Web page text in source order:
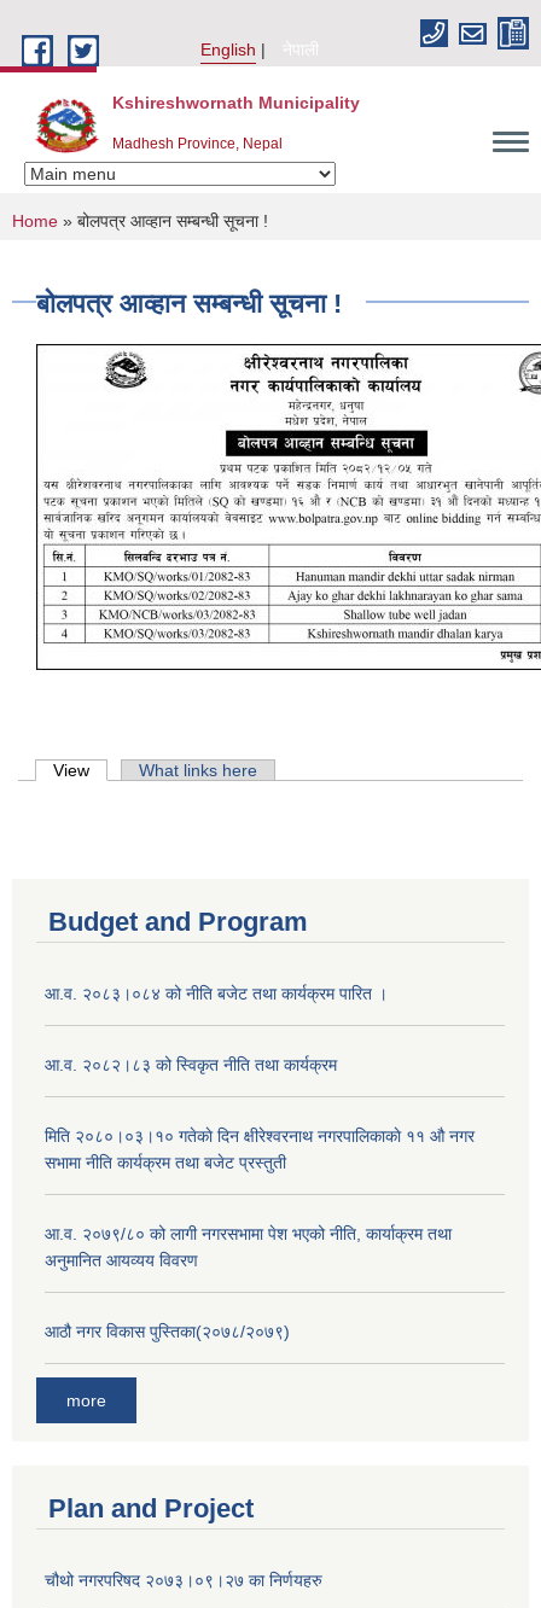
English
नेपाली
Kshireshwornath Municipality
Madhesh Province, Nepal
You are here
Home » बोलपत्र आव्हान सम्बन्धी सूचना !
बोलपत्र आव्हान सम्बन्धी सूचना !
Primary tabs
View (active tab)What links here
Budget and Program
आ.व. २०८३।०८४ को नीति बजेट तथा कार्यक्रम पारित ।
आ.व. २०८२।८३ को स्विकृत नीति तथा कार्यक्रम
मिति २०८०।०३।१० गतेकाे दिन क्षीरेश्वरनाथ नगरपालिकाकाे ११ ‍औ नगर
सभामा नीति कार्यक्रम तथा बजेट प्रस्तुती
आ.व. २०७९/८० को लागी नगरसभामा पेश भएको नीति, कार्याक्रम तथा
अनुमानित आयव्यय विवरण
आठौ नगर विकास पुस्तिका(२०७८/२०७९)
more
Plan and Project
चौथो नगरपरिषद २०७३।०९।२७ का निर्णयहरु